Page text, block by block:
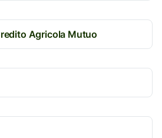
Agricola Mutuo